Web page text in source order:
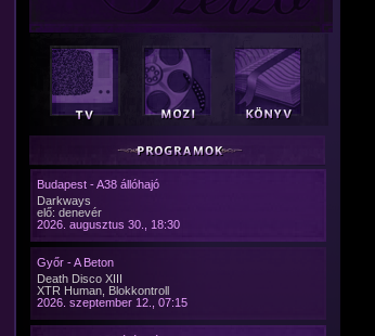
Budapest - A38 állóhajó
Darkways
elő: denevér
2026. augusztus 30., 18:30
Győr - A Beton
Death Disco XIII
XTR Human, Blokkontroll
2026. szeptember 12., 07:15